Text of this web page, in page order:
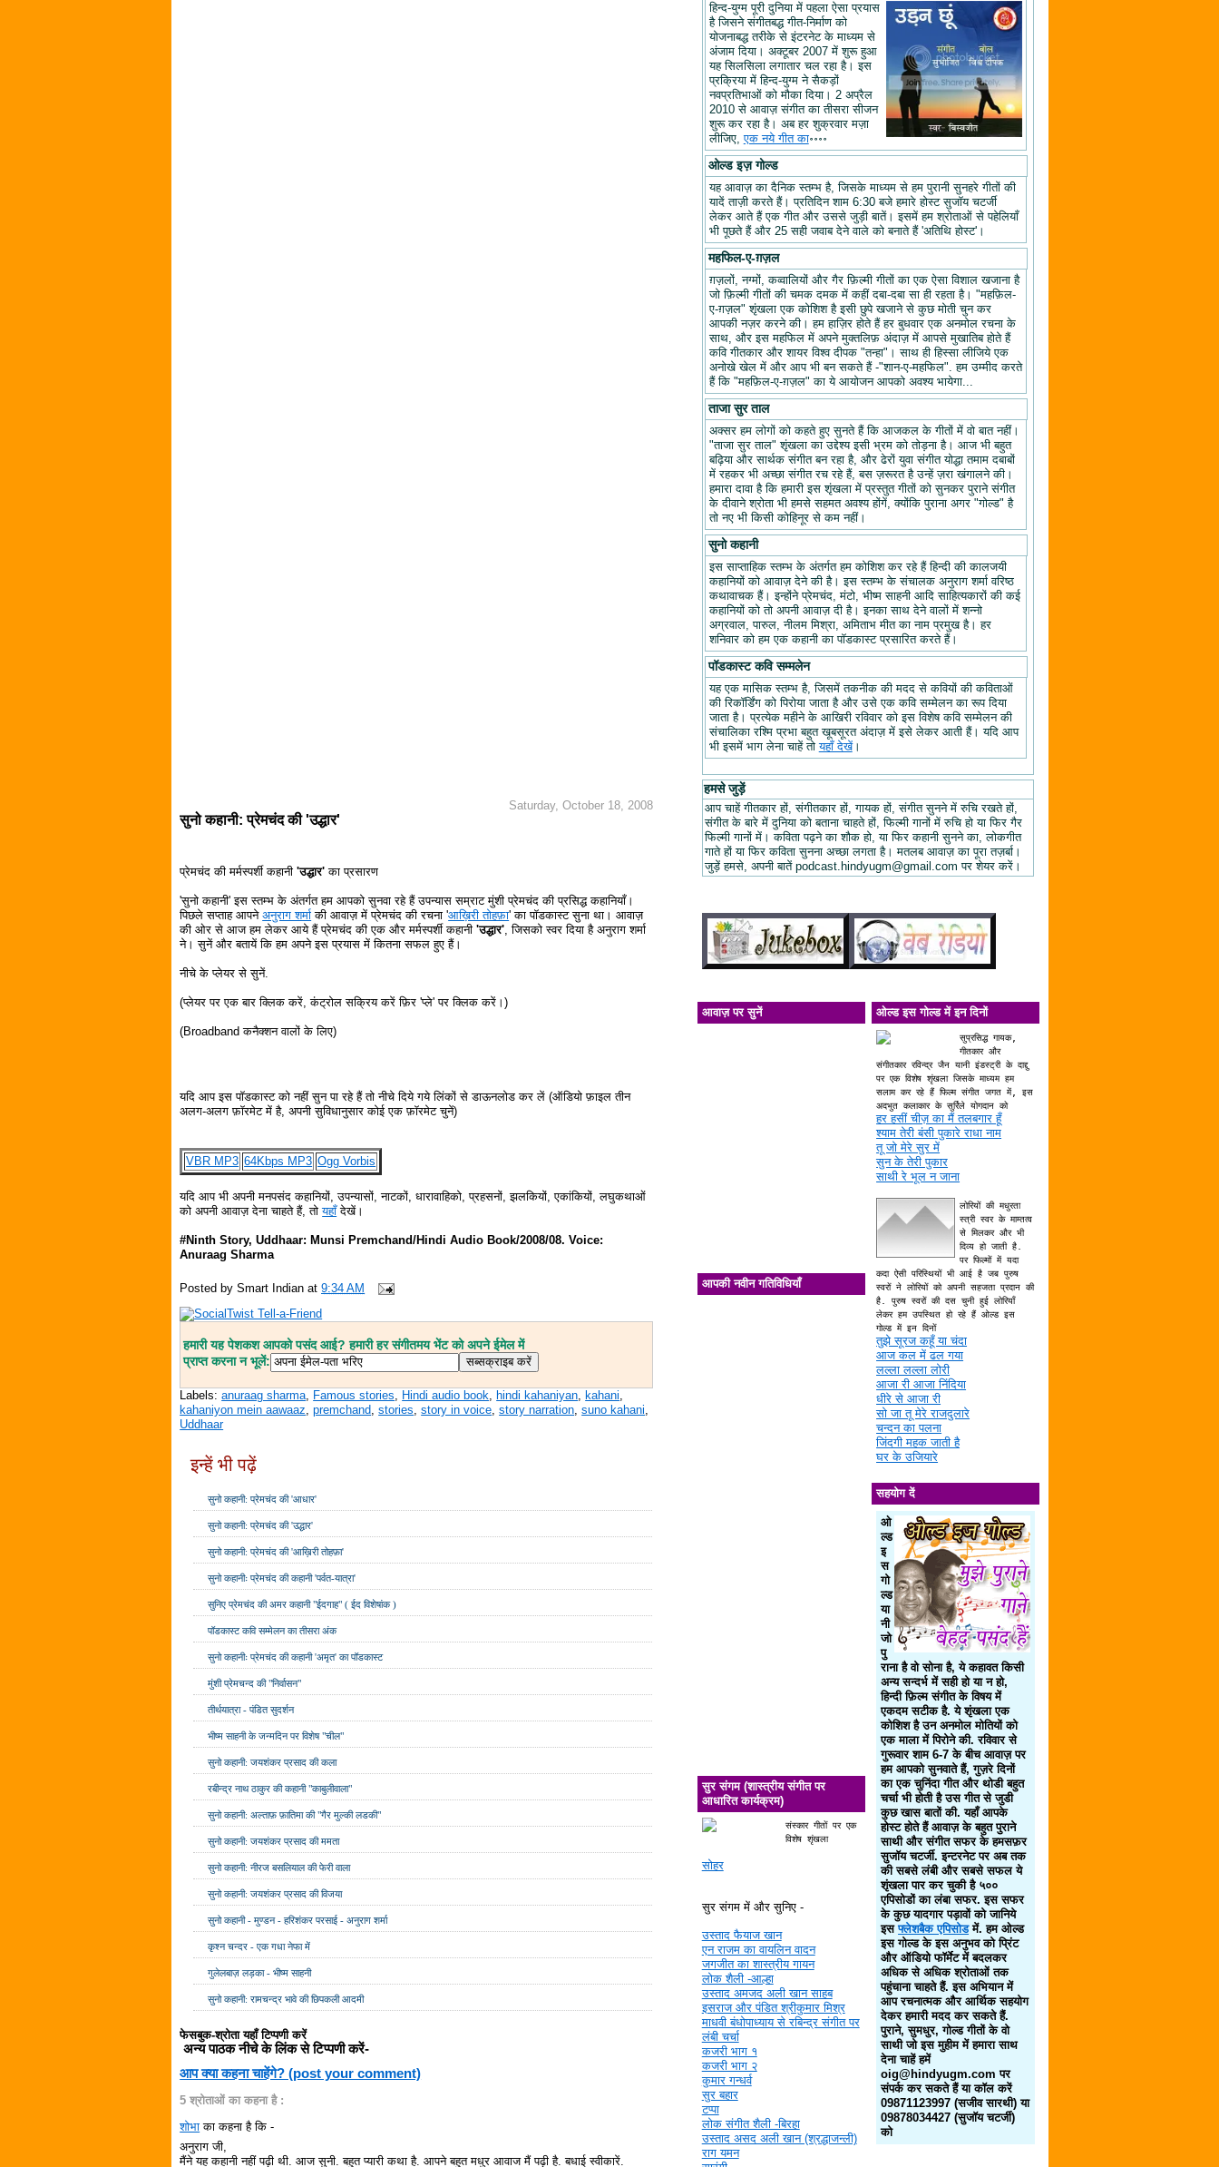
Saturday, October 18, 2008
सुनो कहानी: प्रेमचंद की 'उद्धार'
प्रेमचंद की मर्मस्पर्शी कहानी'उद्धार' का प्रसारण
'सुनो कहानी' इस स्तम्भ के अंतर्गत हम आपको सुनवा रहे हैं उपन्यास सम्राट मुंशी प्रेमचंद की प्रसिद्ध कहानियाँ।
पिछले सप्ताह आपनेअनुराग शर्मा की आवाज़ में प्रेमचंद की रचना 'आख़िरी तोहफ़ा' का पॉडकास्ट सुना था। आवाज़
की ओर से आज हम लेकर आये हैं प्रेमचंद की एक और मर्मस्पर्शी कहानी'उद्धार' , जिसको स्वर दिया है अनुराग शर्मा
ने। सुनें और बतायें कि हम अपने इस प्रयास में कितना सफल हुए हैं।
नीचे के प्लेयर से सुनें.
(प्लेयर पर एक बार क्लिक करें, कंट्रोल सक्रिय करें फ़िर 'प्ले' पर क्लिक करें।)
(Broadband कनैक्शन वालों के लिए)
यदि आप इस पॉडकास्ट को नहीं सुन पा रहे हैं तो नीचे दिये गये लिंकों से डाऊनलोड कर लें (ऑडियो फ़ाइल तीन
अलग-अलग फ़ॉरमेट में है, अपनी सुविधानुसार कोई एक फ़ॉरमेट चुनें)
VBR MP3 64Kbps MP3 Ogg Vorbis
यदि आप भी अपनी मनपसंद कहानियों, उपन्यासों, नाटकों, धारावाहिको, प्रहसनों, झलकियों, एकांकियों, लघुकथाओं
को अपनी आवाज़ देना चाहते हैं, तोयहाँदेखें।
#Ninth Story, Uddhaar: Munsi Premchand/Hindi Audio Book/2008/08. Voice:
Anuraag Sharma
Posted bySmart Indian at9:34 AM
हमारी यह पेशकश आपको पसंद आई? हमारी हर संगीतमय भेंट को अपने ईमेल में
प्राप्त करना न भूलें:
Labels:anuraag sharma, Famous stories, Hindi audio book, hindi kahaniyan, kahani,
kahaniyon mein aawaaz,premchand,stories,story in voice,story narration,suno kahani,
Uddhaar
इन्हें भी पढ़ें
सुनो कहानी: प्रेमचंद की 'आधार'
सुनो कहानी: प्रेमचंद की 'उद्धार'
सुनो कहानी: प्रेमचंद की 'आख़िरी तोहफ़ा'
सुनो कहानीः प्रेमचंद की कहानी 'पर्वत-यात्रा'
सुनिए प्रेमचंद की अमर कहानी "ईदगाह" ( ईद विशेषांक )
पॉडकास्ट कवि सम्मेलन का तीसरा अंक
सुनो कहानीः प्रेमचंद की कहानी 'अमृत' का पॉडकास्ट
मुंशी प्रेमचन्द की "निर्वासन"
तीर्थयात्रा - पंडित सुदर्शन
भीष्म साहनी के जन्मदिन पर विशेष "चील"
सुनो कहानी: जयशंकर प्रसाद की कला
रबीन्द्र नाथ ठाकुर की कहानी "काबुलीवाला"
सुनो कहानी: अल्ताफ़ फ़ातिमा की "गैर मुल्की लडकी"
सुनो कहानी: जयशंकर प्रसाद की ममता
सुनो कहानी: नीरज बसलियाल की फेरी वाला
सुनो कहानी: जयशंकर प्रसाद की विजया
सुनो कहानी - मुण्डन - हरिशंकर परसाई - अनुराग शर्मा
कृश्न चन्दर - एक गधा नेफा में
गुलेलबाज़ लड़का - भीष्म साहनी
सुनो कहानी: रामचन्द्र भावे की छिपकली आदमी
फेसबुक-श्रोता यहाँ टिप्पणी करें
अन्य पाठक नीचे के लिंक से टिप्पणी करें-
आप क्या कहना चाहेंगे? (post your comment)
5 श्रोताओं का कहना है :
शोभा का कहना है कि -
अनुराग जी,
मैंने यह कहानी नहीं पढ़ी थी. आज सुनी. बहुत प्यारी कथा है. आपने बहुत मधुर आवाज मैं पढ़ी है. बधाई स्वीकारें.
हिन्द-युग्म पूरी दुनिया में पहला ऐसा प्रयास
है जिसने संगीतबद्ध गीत-निर्माण को
योजनाबद्ध तरीके से इंटरनेट के माध्यम से
अंजाम दिया। अक्टूबर 2007 में शुरू हुआ
यह सिलसिला लगातार चल रहा है। इस
प्रक्रिया में हिन्द-युग्म ने सैकड़ों
नवप्रतिभाओं को मौका दिया। 2 अप्रैल
2010 से आवाज़ संगीत का तीसरा सीजन
शुरू कर रहा है। अब हर शुक्रवार मज़ा
लीजिए,एक नये गीत का॰॰॰॰
ओल्ड इज़ गोल्ड
यह आवाज़ का दैनिक स्तम्भ है, जिसके माध्यम से हम पुरानी सुनहरे गीतों की
यादें ताज़ी करते हैं। प्रतिदिन शाम 6:30 बजे हमारे होस्ट सुजॉय चटर्जी
लेकर आते हैं एक गीत और उससे जुड़ी बातें। इसमें हम श्रोताओं से पहेलियाँ
भी पूछते हैं और 25 सही जवाब देने वाले को बनाते हैं 'अतिथि होस्ट'।
महफिल-ए-ग़ज़ल
ग़ज़लों, नग्मों, कव्वालियों और गैर फ़िल्मी गीतों का एक ऐसा विशाल खजाना है
जो फ़िल्मी गीतों की चमक दमक में कहीं दबा-दबा सा ही रहता है। "महफ़िल-
ए-ग़ज़ल" शृंखला एक कोशिश है इसी छुपे खजाने से कुछ मोती चुन कर
आपकी नज़र करने की। हम हाज़िर होते हैं हर बुधवार एक अनमोल रचना के
साथ, और इस महफिल में अपने मुक्तलिफ़ अंदाज़ में आपसे मुखातिब होते हैं
कवि गीतकार और शायर विश्व दीपक "तन्हा"। साथ ही हिस्सा लीजिये एक
अनोखे खेल में और आप भी बन सकते हैं -"शान-ए-महफिल". हम उम्मीद करते
हैं कि "महफ़िल-ए-ग़ज़ल" का ये आयोजन आपको अवश्य भायेगा...
ताजा सुर ताल
अक्सर हम लोगों को कहते हुए सुनते हैं कि आजकल के गीतों में वो बात नहीं।
"ताजा सुर ताल" शृंखला का उद्देश्य इसी भ्रम को तोड़ना है। आज भी बहुत
बढ़िया और सार्थक संगीत बन रहा है, और ढेरों युवा संगीत योद्धा तमाम दबाबों
में रहकर भी अच्छा संगीत रच रहे हैं, बस ज़रूरत है उन्हें ज़रा खंगालने की।
हमारा दावा है कि हमारी इस शृंखला में प्रस्तुत गीतों को सुनकर पुराने संगीत
के दीवाने श्रोता भी हमसे सहमत अवश्य होंगें, क्योंकि पुराना अगर "गोल्ड" है
तो नए भी किसी कोहिनूर से कम नहीं।
सुनो कहानी
इस साप्ताहिक स्तम्भ के अंतर्गत हम कोशिश कर रहे हैं हिन्दी की कालजयी
कहानियों को आवाज़ देने की है। इस स्तम्भ के संचालक अनुराग शर्मा वरिष्ठ
कथावाचक हैं। इन्होंने प्रेमचंद, मंटो, भीष्म साहनी आदि साहित्यकारों की कई
कहानियों को तो अपनी आवाज़ दी है। इनका साथ देने वालों में शन्नो
अग्रवाल, पारुल, नीलम मिश्रा, अमिताभ मीत का नाम प्रमुख है। हर
शनिवार को हम एक कहानी का पॉडकास्ट प्रसारित करते हैं।
पॉडकास्ट कवि सम्मलेन
यह एक मासिक स्तम्भ है, जिसमें तकनीक की मदद से कवियों की कविताओं
की रिकॉर्डिंग को पिरोया जाता है और उसे एक कवि सम्मेलन का रूप दिया
जाता है। प्रत्येक महीने के आखिरी रविवार को इस विशेष कवि सम्मेलन की
संचालिका रश्मि प्रभा बहुत खूबसूरत अंदाज़ में इसे लेकर आती हैं। यदि आप
भी इसमें भाग लेना चाहें तोयहाँ देखें।
हमसे जुड़ें
आप चाहें गीतकार हों, संगीतकार हों, गायक हों, संगीत सुनने में रुचि रखते हों,
संगीत के बारे में दुनिया को बताना चाहते हों, फिल्मी गानों में रुचि हो या फिर गैर
फिल्मी गानों में। कविता पढ़ने का शौक हो, या फिर कहानी सुनने का, लोकगीत
गाते हों या फिर कविता सुनना अच्छा लगता है। मतलब आवाज़ का पूरा तज़र्बा।
जुड़ें हमसे, अपनी बातें podcast.hindyugm@gmail.com पर शेयर करें।
आवाज़ पर सुनें
आपकी नवीन गतिविधियाँ
सुर संगम (शास्त्रीय संगीत पर
आधारित कार्यक्रम)
संस्कार गीतों पर एक
विशेष शृंखला
सोहर
सुर संगम में और सुनिए -
उस्ताद फैयाज खान
एन राजम का वायलिन वादन
जगजीत का शास्त्रीय गायन
लोक शैली -आल्हा
उस्ताद अमजद अली खान साहब
इसराज और पंडित श्रीकुमार मिश्र
माधवी बंधोपाध्याय से रबिन्द्र संगीत पर
लंबी चर्चा
कजरी भाग १
कजरी भाग २
कुमार गन्धर्व
सुर बहार
टप्पा
लोक संगीत शैली -बिरहा
उस्ताद असद अली खान (श्रद्धाजन्ली)
राग यमन
ओल्ड इस गोल्ड में इन दिनों
सुप्रसिद्ध गायक,
गीतकार और
संगीतकार रविन्द्र जैन यानी इंडस्ट्री के दाद्दु
पर एक विशेष शृंखला जिसके माध्यम हम
सलाम कर रहे हैं फिल्म संगीत जगत में, इस
अदभुत कलाकार के सुर्रिले योगदान को
हर हसीं चीज़ का मैं तलबगार हूँ
श्याम तेरी बंसी पुकारे राधा नाम
तू जो मेरे सुर में
सुन के तेरी पुकार
साथी रे भूल न जाना
लोरियों की मधुरता
स्त्री स्वर के माम्तत्व
से मिलकर और भी
दिव्य हो जाती है.
पर फिल्मों में यदा
कदा ऐसी परिस्थियों भी आई है जब पुरुष
स्वरों ने लोरियों को अपनी सहजता प्रदान की
है. पुरुष स्वरों की दस चुनी हुई लोरियाँ
लेकर हम उपस्थित हो रहे हैं ओल्ड इस
गोल्ड में इन दिनों
तुझे सूरज कहूँ या चंदा
आज कल में ढल गया
लल्ला लल्ला लोरी
आजा री आजा निंदिया
धीरे से आजा री
सो जा तू मेरे राजदुलारे
चन्दन का पलना
जिंदगी महक जाती है
घर के उजियारे
सहयोग दें
ओ
ल्ड
इ
स
गो
ल्ड
या
नी
जो
पु
राना है वो सोना है, ये कहावत किसी
अन्य सन्दर्भ में सही हो या न हो,
हिन्दी फ़िल्म संगीत के विषय में
एकदम सटीक है. ये शृंखला एक
कोशिश है उन अनमोल मोतियों को
एक माला में पिरोने की. रविवार से
गुरूवार शाम 6-7 के बीच आवाज़ पर
हम आपको सुनवाते हैं, गुज़रे दिनों
का एक चुनिंदा गीत और थोडी बहुत
चर्चा भी होती है उस गीत से जुडी
कुछ खास बातों की. यहाँ आपके
होस्ट होते हैं आवाज़ के बहुत पुराने
साथी और संगीत सफर के हमसफ़र
सुजॉय चटर्जी. इन्टरनेट पर अब तक
की सबसे लंबी और सबसे सफल ये
शृंखला पार कर चुकी है ५००
एपिसोडों का लंबा सफर. इस सफर
के कुछ यादगार पड़ावों को जानिये
इसफ्लेशबैक एपिसोडमें. हम ओल्ड
इस गोल्ड के इस अनुभव को प्रिंट
और ऑडियो फॉर्मेट में बदलकर
अधिक से अधिक श्रोताओं तक
पहुंचाना चाहते हैं. इस अभियान में
आप रचनात्मक और आर्थिक सहयोग
देकर हमारी मदद कर सकते हैं.
पुराने, सुमधुर, गोल्ड गीतों के वो
साथी जो इस मुहीम में हमारा साथ
देना चाहें हमें
oig@hindyugm.com पर
संपर्क कर सकते हैं या कॉल करें
09871123997 (सजीव सारथी) या
09878034427 (सुजॉय चटर्जी)
को